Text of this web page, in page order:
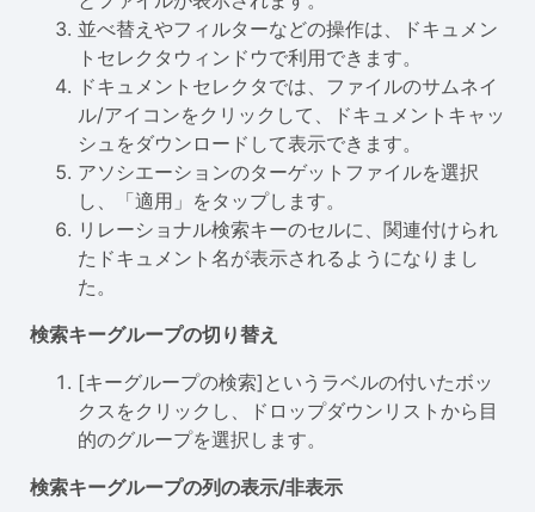
並べ替えやフィルターなどの操作は、ドキュメン
トセレクタウィンドウで利用できます。
ドキュメントセレクタでは、ファイルのサムネイ
ル/アイコンをクリックして、ドキュメントキャッ
シュをダウンロードして表示できます。
アソシエーションのターゲットファイルを選択
し、「適用」をタップします。
リレーショナル検索キーのセルに、関連付けられ
たドキュメント名が表示されるようになりまし
た。
検索キーグループの切り替え
[キーグループの検索]というラベルの付いたボッ
クスをクリックし、ドロップダウンリストから目
的のグループを選択します。
検索キーグループの列の表示/非表示